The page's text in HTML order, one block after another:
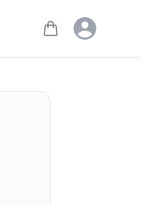
Open user